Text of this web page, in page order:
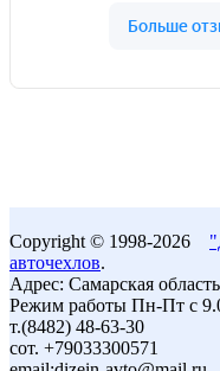
Copyright © 1998-2026
авточехлов.
Адрес: Самарская
Режим работы Пн-Пт с
т.(8482) 48-63-30
сот. +79033300571